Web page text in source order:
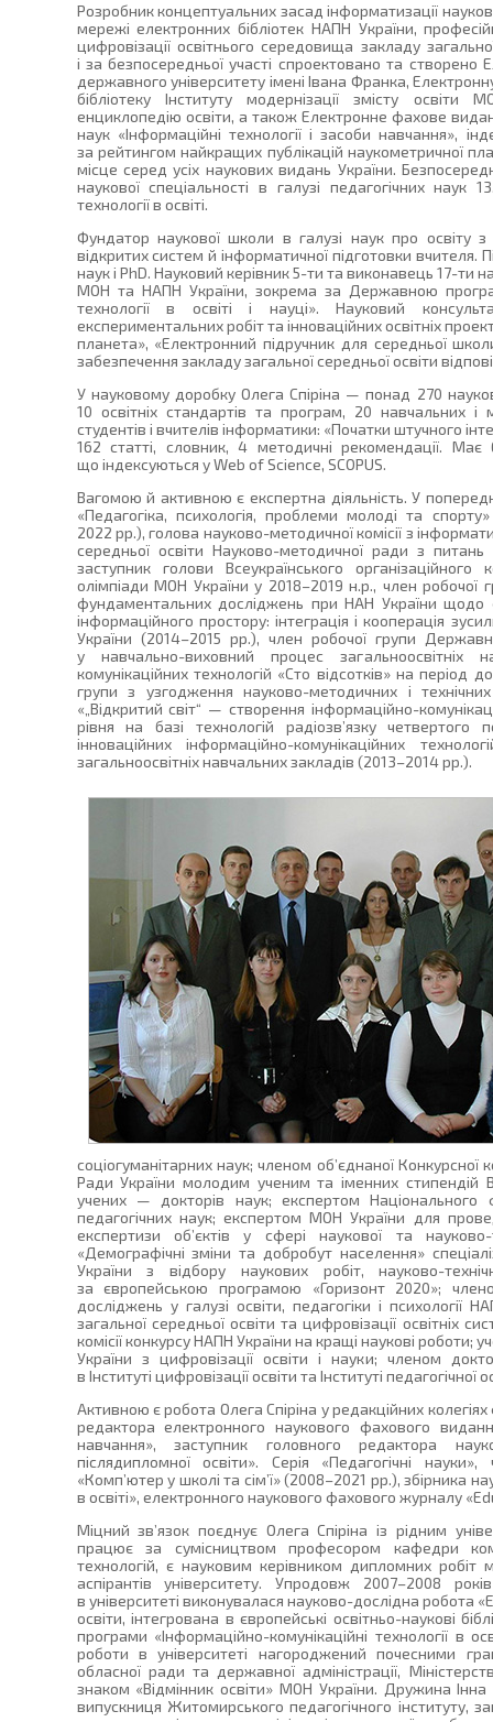
Розробник концептуальних засад інформатизації
мережі електронних бібліотек НАПН України,
цифровізації освітнього середовища закладу
і за безпосередньої участі спроектовано та створено
державного університету імені Івана Франка,
бібліотеку Інституту модернізації змісту освіти
енциклопедію освіти, а також Електронне фахове
наук «Інформаційні технології і засоби навчання»,
за рейтингом найкращих публікацій наукометричної
місце серед усіх наукових видань України.
наукової спеціальності в галузі педагогічних наук
технології в освіті.
Фундатор наукової школи в галузі наук про освіту
відкритих систем й інформатичної підготовки вчителя.
наук і PhD. Науковий керівник 5-ти та виконавець 17-ти
МОН та НАПН України, зокрема за Державною
технології в освіті і науці». Науковий
експериментальних робіт та інноваційних освітніх
планета», «Електронний підручник для середньої
забезпечення закладу загальної середньої освіти
У науковому доробку Олега Спіріна — понад 270
10 освітніх стандартів та програм, 20 навчальних і
студентів і вчителів інформатики: «Початки штучного
162 статті, словник, 4 методичні рекомендації.
що індексуються у Web of Science, SCOPUS.
Вагомою й активною є експертна діяльність. У
«Педагогіка, психологія, проблеми молоді та
2022 рр.), голова науково-методичної комісії з
середньої освіти Науково-методичної ради з
заступник голови Всеукраїнського організаційного
олімпіади МОН України у 2018–2019 н.р., член робочої
фундаментальних досліджень при НАН України щодо
інформаційного простору: інтеграція і кооперація
України (2014–2015 рр.), член робочої групи
у навчально-виховний процес загальноосвітніх
комунікаційних технологій «Сто відсотків» на період
групи з узгодження науково-методичних і
«„Відкритий світ“ — створення інформаційно-
рівня на базі технологій радіозв’язку
інноваційних інформаційно-комунікаційних
загальноосвітніх навчальних закладів (2013–2014 рр.).
соціогуманітарних наук; членом об’єднаної Конкурсної
Ради України молодим ученим та іменних стипендій
учених — докторів наук; експертом Національного
педагогічних наук; експертом МОН України для
експертизи об’єктів у сфері наукової та науково-
«Демографічні зміни та добробут населення»
України з відбору наукових робіт, науково-
за європейською програмою «Горизонт 2020»;
досліджень у галузі освіти, педагогіки і психології
загальної середньої освіти та цифровізації освітніх
комісії конкурсу НАПН України на кращі наукові
України з цифровізації освіти і науки; членом
в Інституті цифровізації освіти та Інституті
Активною є робота Олега Спіріна у редакційних
редактора електронного наукового фахового
навчання», заступник головного редактора
післядипломної освіти». Серія «Педагогічні
«Комп’ютер у школі та сім’ї» (2008–2021 рр.), збірника
в освіті», електронного наукового фахового журналу
Міцний зв’язок поєднує Олега Спіріна із рідним
працює за сумісництвом професором кафедри
технологій, є науковим керівником дипломних робіт
аспірантів університету. Упродовж 2007–2008
в університеті виконувалася науково-дослідна робота
освіти, інтегрована в європейські освітньо-наукові
програми «Інформаційно-комунікаційні технології в
роботи в університеті нагороджений почесними
обласної ради та державної адміністрації,
знаком «Відмінник освіти» МОН України. Дружина
випускниця Житомирського педагогічного інституту,